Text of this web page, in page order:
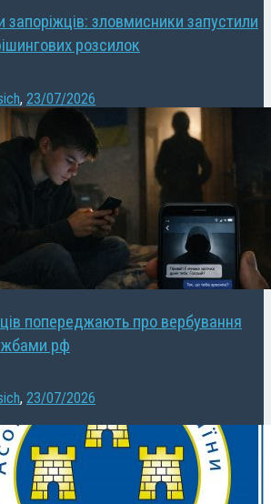
запоріжців: зловмисники запустили
розсилок
, 23/07/2026
попереджають про вербування
рф
, 23/07/2026